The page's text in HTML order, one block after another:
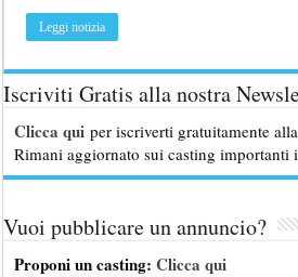
Leggi notizia
Iscriviti Gratis alla nostra
Clicca qui per iscriverti gratuitamente
Rimani aggiornato sui casting importanti
Vuoi pubblicare un annuncio?
Proponi un casting:Clicca qui